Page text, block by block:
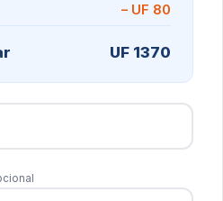
– UF 80
UF 1370